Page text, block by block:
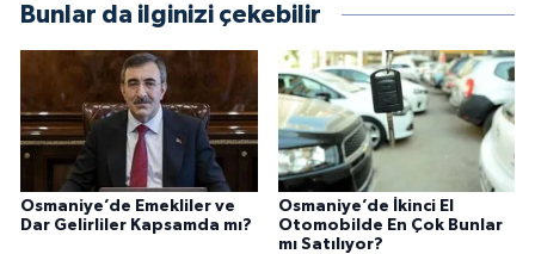
Bunlar da ilginizi çekebilir
Osmaniye’de Emekliler ve
Dar Gelirliler Kapsamda mı?
Osmaniye’de İkinci El
Otomobilde En Çok Bunlar
mı Satılıyor?